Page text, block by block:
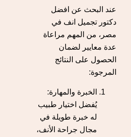
عند البحث عن افضل
دكتور تجميل انف في
مصر، من المهم مراعاة
عدة معايير لضمان
الحصول على النتائج
المرجوة:
الخبرة والمهارة:
يُفضل اختيار طبيب
له خبرة طويلة في
مجال جراحة الأنف،